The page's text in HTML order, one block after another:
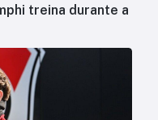
treina durante a